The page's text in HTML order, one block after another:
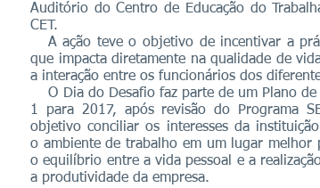
Auditório do Centro de Educação do
CET.
A ação teve o objetivo de incentivar a
que impacta diretamente na qualidade de
a interação entre os funcionários dos
O Dia do Desafio faz parte de um Plano de
1 para 2017, após revisão do Programa
objetivo conciliar os interesses da
o ambiente de trabalho em um lugar melhor
o equilíbrio entre a vida pessoal e a
a produtividade da empresa.